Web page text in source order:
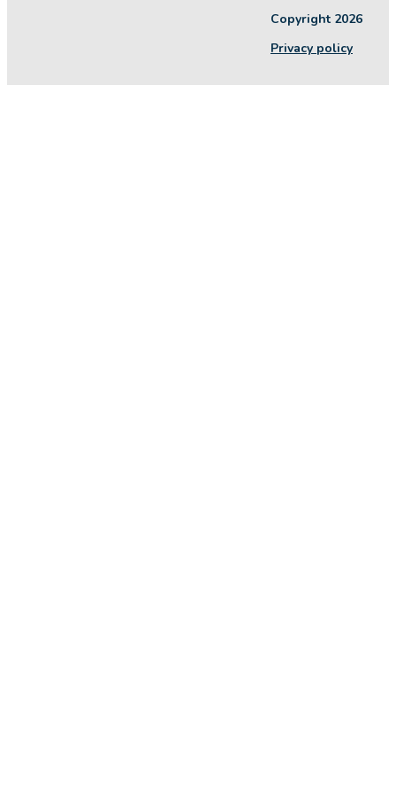
Copyright 2026
Privacy policy